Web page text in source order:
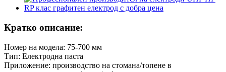
Кратко описание:
Номер на модела: 75-700 мм
Тип: Електродна паста
Приложение: производство на стомана/топене в